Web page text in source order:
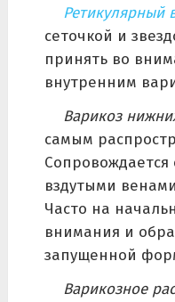
Ретикулярный
сеточкой и
принять во
внутренним
Варикоз
самым
Сопровождается
вздутыми
Часто на
внимания и
запущенной
Варикозное